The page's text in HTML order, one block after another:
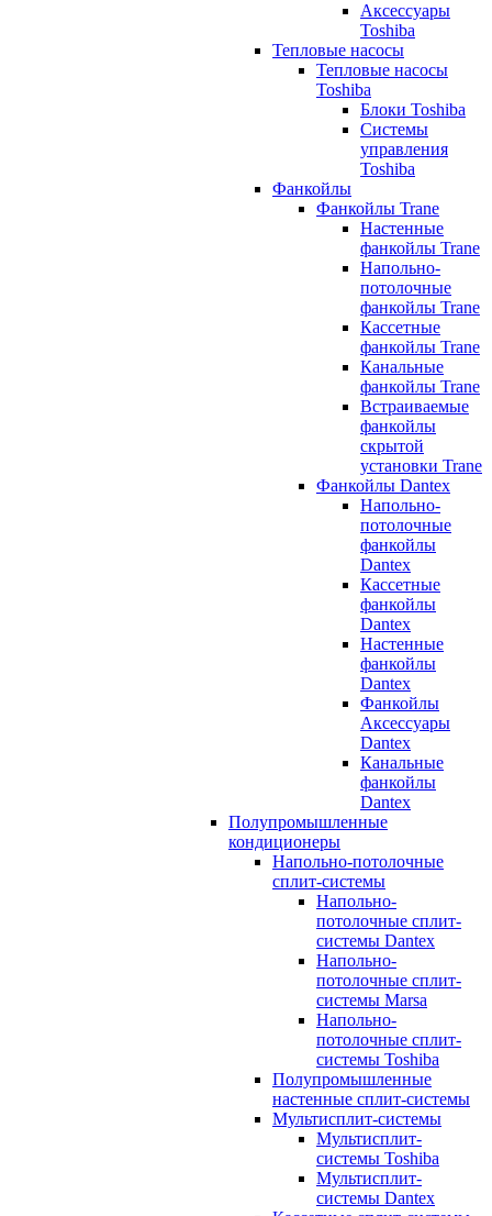
Аксессуары
Toshiba
Тепловые насосы
Тепловые насосы
Toshiba
Блоки Toshiba
Системы
управления
Toshiba
Фанкойлы
Фанкойлы Trane
Настенные
фанкойлы Trane
Напольно-
потолочные
фанкойлы Trane
Кассетные
фанкойлы Trane
Канальные
фанкойлы Trane
Встраиваемые
фанкойлы
скрытой
установки Trane
Фанкойлы Dantex
Напольно-
потолочные
фанкойлы
Dantex
Кассетные
фанкойлы
Dantex
Настенные
фанкойлы
Dantex
Фанкойлы
Аксессуары
Dantex
Канальные
фанкойлы
Dantex
Полупромышленные
кондиционеры
Напольно-потолочные
сплит-системы
Напольно-
потолочные сплит-
системы Dantex
Напольно-
потолочные сплит-
системы Marsa
Напольно-
потолочные сплит-
системы Toshiba
Полупромышленные
настенные сплит-системы
Мультисплит-системы
Мультисплит-
системы Toshiba
Мультисплит-
системы Dantex